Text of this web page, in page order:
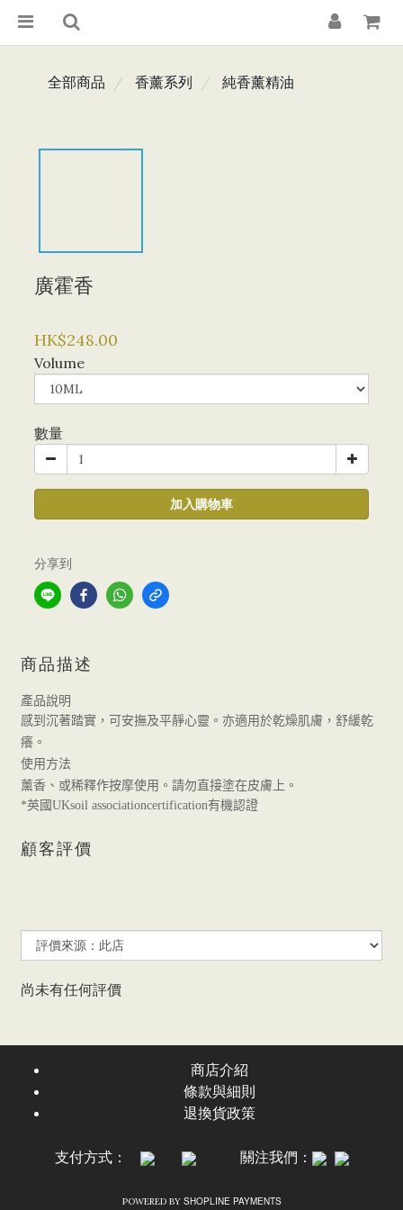
全部商品 香薰系列 純香薰精油
廣霍香
HK$248.00
Volume
數量
加入購物車
分享到
商品描述
產品說明
感到沉著踏實，可安撫及平靜心靈。亦適用於乾燥肌膚，舒緩乾
癢。
使用方法
薰香、或稀釋作按摩使用。請勿直接塗在皮膚上。
*英國UKsoil associationcertification有機認證
顧客評價
尚未有任何評價
商店介紹
條款與細則
退換貨政策
支付方式： 關注我們：
POWERED BY SHOPLINE PAYMENTS